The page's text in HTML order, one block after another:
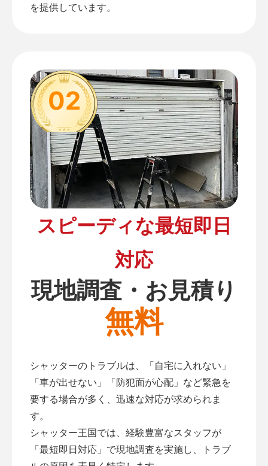
を提供しています。
02
スピーディな最短即日
対応
現地調査・お見積り
無料
シャッターのトラブルは、「自宅に入れない」
「車が出せない」「防犯面が心配」など緊急を
要する場合が多く、迅速な対応が求められま
す。
シャッター王国では、経験豊富なスタッフが
「最短即日対応」で現地調査を実施し、トラブ